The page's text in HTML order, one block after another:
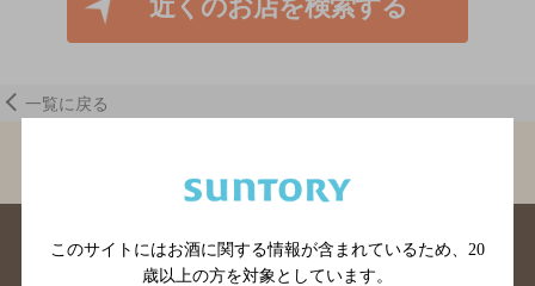
近くのお店を検索する
一覧に戻る
このサイトにはお酒に関する情報が含まれているため、 20
歳以上の方を対象としています。